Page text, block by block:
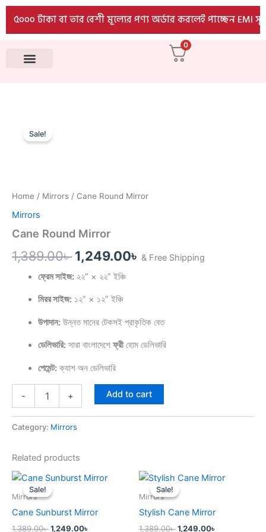
Skip
content
৫০০০ টাকা বা তার বেশী মূল্যের পণ্য অর্ডার করলেই পাচ্ছেন EMI
0
Sale!
Home / Mirrors / Cane Round Mirror
Mirrors
Cane Round Mirror
1,389.00৳
1,389.00৳ .
1,249.00৳ & Free Shipping
ফ্রেম সাইজ:২২” × ২২” ইঞ্চি
মিরর সাইজ:১২” × ১২” ইঞ্চি
উপাদান:উন্নত মানের টেকসই প্রাকৃতিক বেত
ডেলিভারি:সারা বাংলাদেশেফ্রীহোম ডেলিভারি
পেমেন্ট:ক্যাশ অন ডেলিভারি
-
Round
Mirror
+ Add to cart
Category: Mirrors
Related products
Sale!
Sale!
Mirrors
Cane Sunburst Mirror
1,389.00৳
Original
was:
1,249.00৳
Current
Sale!
Sale!
Mirrors
Stylish Cane Mirror
1,389.00৳
Original
was:
1,249.00৳
Current
quantity